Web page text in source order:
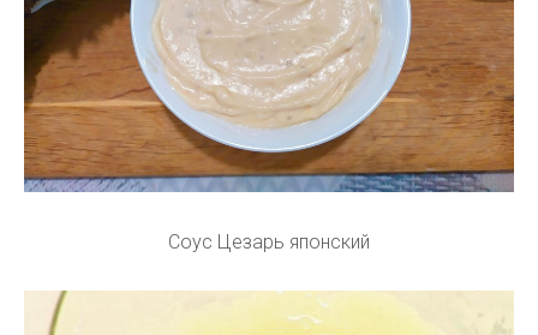
Соус Цезарь японский